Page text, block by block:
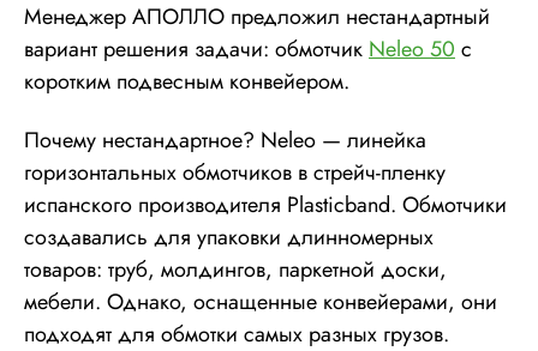
Менеджер АПОЛЛО предложил нестандартный
вариант решения задачи: обмотчик Neleo 50 c
коротким подвесным конвейером.
Почему нестандартное? Neleo — линейка
горизонтальных обмотчиков в стрейч-пленку
испанского производителя Plasticband. Обмотчики
создавались для упаковки длинномерных
товаров: труб, молдингов, паркетной доски,
мебели. Однако, оснащенные конвейерами, они
подходят для обмотки самых разных грузов.